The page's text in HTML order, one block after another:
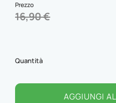
Prezzo
16,90 €
Quantità
AGGIUNGI